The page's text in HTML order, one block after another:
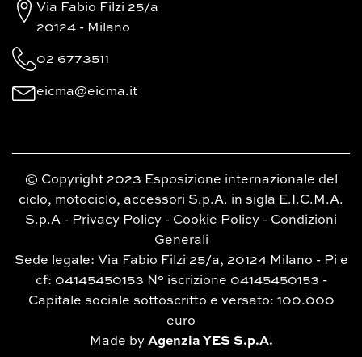
Via Fabio Filzi 25/a
20124 - Milano
02 6773511
eicma@eicma.it
© Copyright 2023 Esposizione internazionale del
ciclo, motociclo, accessori S.p.A. in sigla E.I.C.M.A.
S.p.A - Privacy Policy - Cookie Policy - Condizioni
Generali
Sede legale: Via Fabio Filzi 25/a, 20124 Milano - Pi e
cf: 04145450153 N° iscrizione 04145450153 -
Capitale sociale sottoscritto e versato: 100.000
euro
Made by Agenzia YES S.p.A.